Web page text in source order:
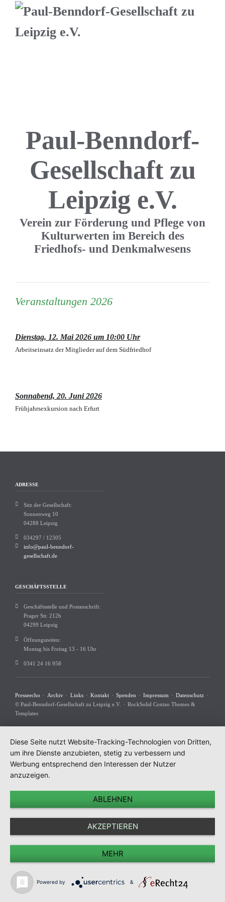
Paul-Benndorf-
Gesellschaft zu
Leipzig e.V.
Verein zur Förderung und Pflege von
Kulturwerten im Bereich des
Friedhofs- und Denkmalwesens
Veranstaltungen 2026
Dienstag, 12. Mai 2026 um 10:00 Uhr
Arbeitseinsatz der Mitglieder auf dem Südfriedhof
Sonnabend, 20. Juni 2026
Frühjahrsexkursion nach Erfurt
ADRESSE
Sitz der Gesellschaft:
Sonnenweg 10
04288 Leipzig
034297 / 12305
info@paul-benndorf-
gesellschaft.de
GESCHÄFTSSTELLE
Geschäftsstelle und Postanschrift:
Prager Str. 212b
04299 Leipzig
Öffnungszeiten:
Montag bis Freitag 13 - 16 Uhr
0341 24 16 958
Navigation
überspringen
Presseecho Archiv Links Kontakt Spenden Impressum
Datenschutz
© Paul-Benndorf-Gesellschaft zu Leipzig e.V.
RockSolid Contao Themes &
Templates
Diese Seite nutzt Website-Tracking-Technologien von Dritten,
um ihre Dienste anzubieten, stetig zu verbessern und
Werbung entsprechend den Interessen der Nutzer
anzuzeigen.
ABLEHNEN
AKZEPTIEREN
MEHR
Powered by &